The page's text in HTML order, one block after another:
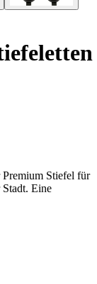
Premium Stiefel für
Stadt. Eine